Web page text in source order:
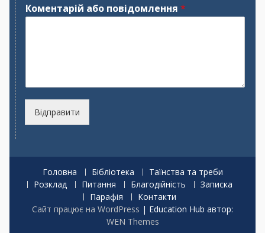
е
Коментарій або повідомлення *
Відправити
Головна Бібліотека
Таїнства та треби
Розклад
Питання Благодійність
Записка
Парафія
Контакти
Сайт працює на WordPress | Education Hub автор:
WEN Themes